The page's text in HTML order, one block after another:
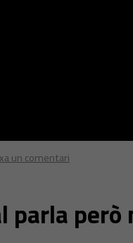
un comentari
parla